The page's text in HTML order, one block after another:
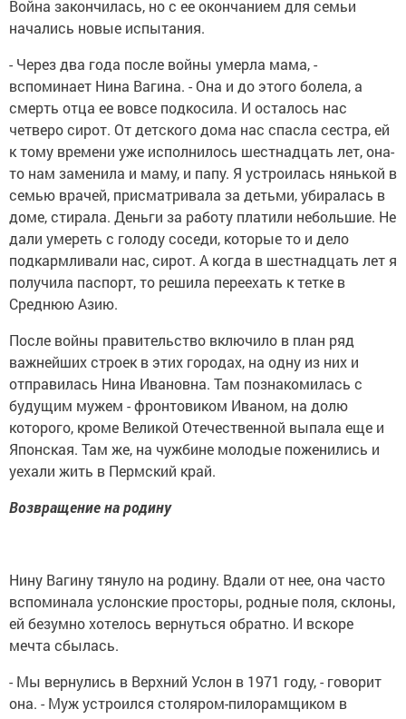
Война закончилась, но с ее окончанием для семьи
начались новые испытания.
- Через два года после войны умерла мама, -
вспоминает Нина Вагина. - Она и до этого болела, а
смерть отца ее вовсе подкосила. И осталось нас
четверо сирот. От детского дома нас спасла сестра, ей
к тому времени уже исполнилось шестнадцать лет, она-
то нам заменила и маму, и папу. Я устроилась нянькой в
семью врачей, присматривала за детьми, убиралась в
доме, стирала. Деньги за работу платили небольшие. Не
дали умереть с голоду соседи, которые то и дело
подкармливали нас, сирот. А когда в шестнадцать лет я
получила паспорт, то решила переехать к тетке в
Среднюю Азию.
После войны правительство включило в план ряд
важнейших строек в этих городах, на одну из них и
отправилась Нина Ивановна. Там познакомилась с
будущим мужем - фронтовиком Иваном, на долю
которого, кроме Великой Отечественной выпала еще и
Японская. Там же, на чужбине молодые поженились и
уехали жить в Пермский край.
Возвращение на родину
Нину Вагину тянуло на родину. Вдали от нее, она часто
вспоминала услонские просторы, родные поля, склоны,
ей безумно хотелось вернуться обратно. И вскоре
мечта сбылась.
- Мы вернулись в Верхний Услон в 1971 году, - говорит
она. - Муж устроился столяром-пилорамщиком в